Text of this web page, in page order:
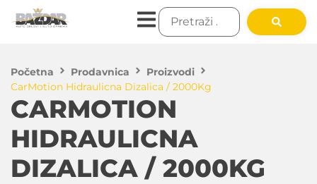
Početna Prodavnica
Proizvodi
CarMotion Hidraulicna Dizalica / 2000Kg
CARMOTION
HIDRAULICNA
DIZALICA / 2000KG